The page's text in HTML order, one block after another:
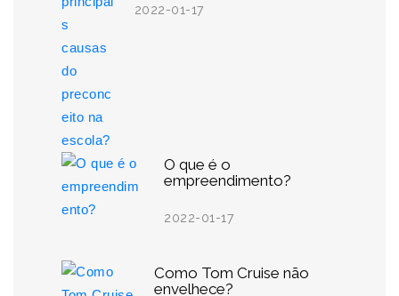
2022-01-17
O que é o
empreendimento?
2022-01-17
Como Tom Cruise não
envelhece?